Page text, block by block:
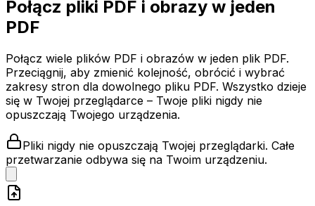
Połącz pliki PDF i obrazy w jeden
PDF
Połącz wiele plików PDF i obrazów w jeden plik PDF.
Przeciągnij, aby zmienić kolejność, obrócić i wybrać
zakresy stron dla dowolnego pliku PDF. Wszystko dzieje
się w Twojej przeglądarce – Twoje pliki nigdy nie
opuszczają Twojego urządzenia.
Pliki nigdy nie opuszczają Twojej przeglądarki. Całe
przetwarzanie odbywa się na Twoim urządzeniu.